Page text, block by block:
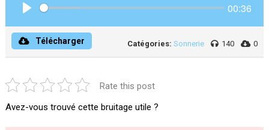
00:36
Télécharger Catégories: Sonnerie 140 0
Rate this post
Avez-vous trouvé cette bruitage utile ?